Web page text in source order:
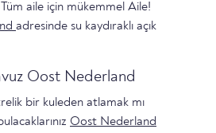
aile için mükemmel Aile!
adresinde su kaydıraklı açık
Oost Nederland
bir kuleden atlamak mı
Oost Nederland